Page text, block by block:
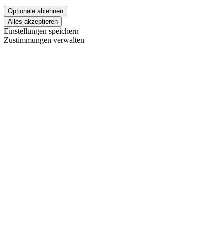
Einstellungen speichern
Zustimmungen verwalten